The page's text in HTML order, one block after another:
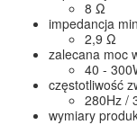
8 Ω
impedancja
2,9 Ω
zalecana moc
40 -
częstotliwość
280Hz /
wymiary